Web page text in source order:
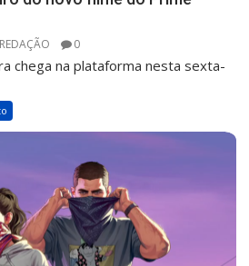
REDAÇÃO 0
chega na plataforma nesta sexta-